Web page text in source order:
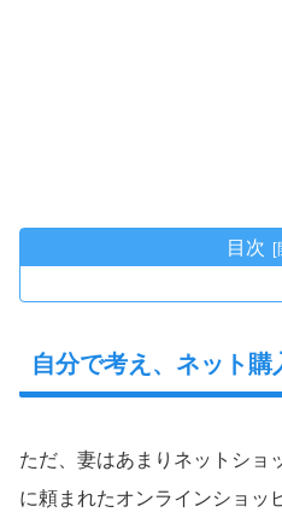
目次
自分で考え、ネット購
ただ、妻はあまりネットショ
に頼まれたオンラインショッ